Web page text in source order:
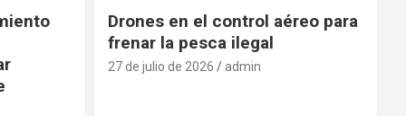
Drones en el control aéreo para
frenar la pesca ilegal
27 de julio de 2026 admin